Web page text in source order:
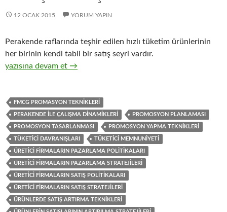
12 OCAK 2015 YORUM YAPIN
Perakende raflarında teşhir edilen hızlı tüketim ürünlerinin
her birinin kendi tabii bir satış seyri vardır.
22-Üretici firmaların perakendecilere ve tüketicilere yönelik
yazısına devam et →
FMCG PROMASYON TEKNIKLERI
PERAKENDE ILE ÇALIŞMA DINAMIKLERI PROMOSYON PLANLAMASI
PROMOSYON TASARLANMASI PROMOSYON YAPMA TEKNIKLERI
TÜKETICI DAVRANIŞLARI TÜKETICI MEMNUNIYETI
ÜRETICI FIRMALARIN PAZARLAMA POLITIKALARI
ÜRETICI FIRMALARIN PAZARLAMA STRATEJILERI
ÜRETICI FIRMALARIN SATIŞ POLITIKALARI
ÜRETICI FIRMALARIN SATIŞ STRATEJILERI
ÜRÜNLERDE SATIŞ ARTIRMA TEKNIKLERI